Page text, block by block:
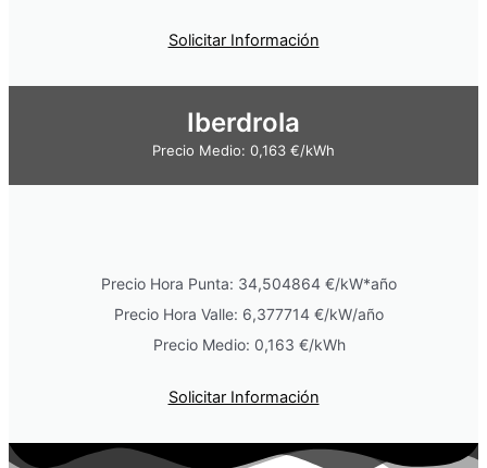
Solicitar Información
Iberdrola
Precio Medio: 0,163 €/kWh
Precio Hora Punta: 34,504864 €/kW*año
Precio Hora Valle: 6,377714 €/kW/año
Precio Medio: 0,163 €/kWh
Solicitar Información